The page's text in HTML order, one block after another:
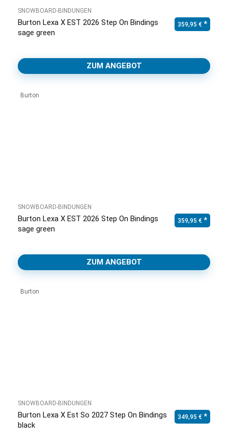
SNOWBOARD-BINDUNGEN
Burton Lexa X EST 2026 Step On Bindings
sage green
359,95 €
ZUM ANGEBOT
Burton
SNOWBOARD-BINDUNGEN
Burton Lexa X EST 2026 Step On Bindings
sage green
359,95 €
ZUM ANGEBOT
Burton
SNOWBOARD-BINDUNGEN
Burton Lexa X Est So 2027 Step On Bindings
black
349,95 €